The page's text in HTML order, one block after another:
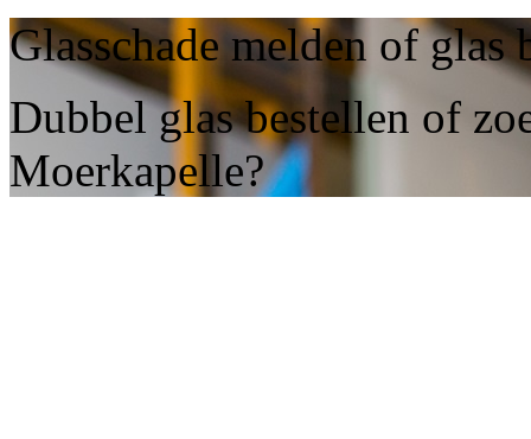
Glasschade melden of
Dubbel glas bestellen of
Moerkapelle?